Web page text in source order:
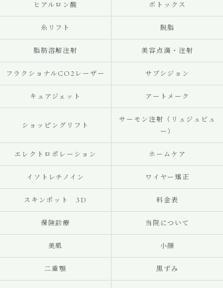
ヒアルロン酸 ボトックス
糸リフト 脱脂
脂肪溶解注射 美容点滴・注射
フラクショナルCO2レーザー サブシジョン
キュアジェット アートメーク
ショッピングリフト
サーモン注射（リュジュビュ
ー）
エレクトロポレーション ホームケア
イソトレチノイン ワイヤー矯正
スキンポット 3D 料金表
保険診療 当院について
美肌 小顔
二重顎 黒ずみ